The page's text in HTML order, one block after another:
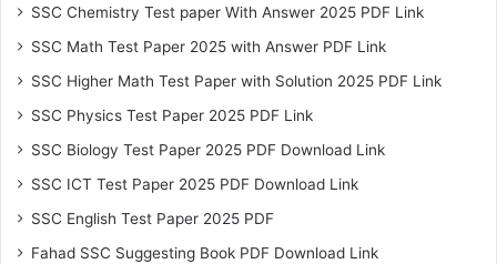
SSC Chemistry Test paper With Answer 2025 PDF Link
SSC Math Test Paper 2025 with Answer PDF Link
SSC Higher Math Test Paper with Solution 2025 PDF Link
SSC Physics Test Paper 2025 PDF Link
SSC Biology Test Paper 2025 PDF Download Link
SSC ICT Test Paper 2025 PDF Download Link
SSC English Test Paper 2025 PDF
Fahad SSC Suggesting Book PDF Download Link